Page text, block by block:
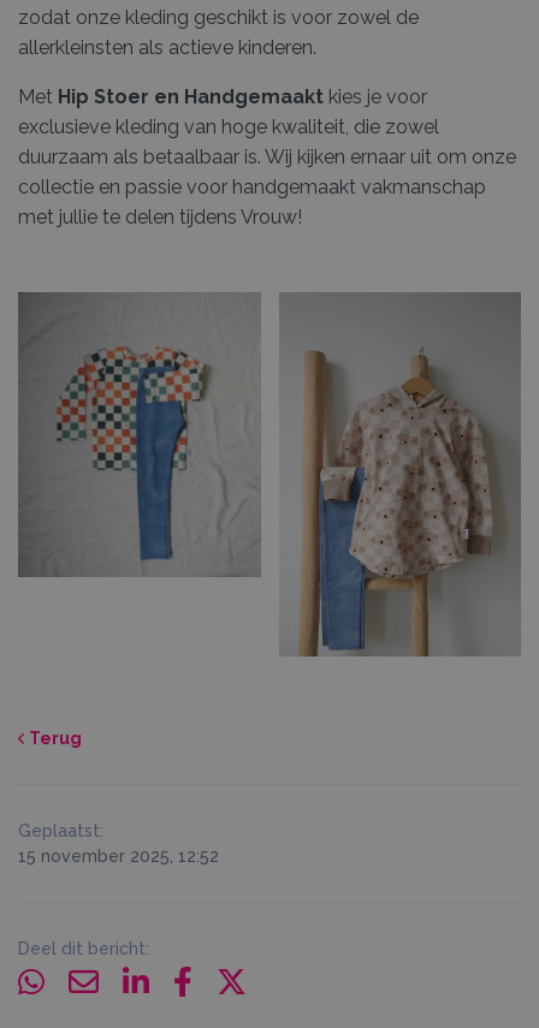
Terug
Geplaatst:
15 november 2025, 12:52
Deel dit bericht:
zodat onze kleding geschikt is voor zowel de
allerkleinsten als actieve kinderen.
Met Hip Stoer en Handgemaakt kies je voor
exclusieve kleding van hoge kwaliteit, die zowel
duurzaam als betaalbaar is. Wij kijken ernaar uit om onze
collectie en passie voor handgemaakt vakmanschap
met jullie te delen tijdens Vrouw!